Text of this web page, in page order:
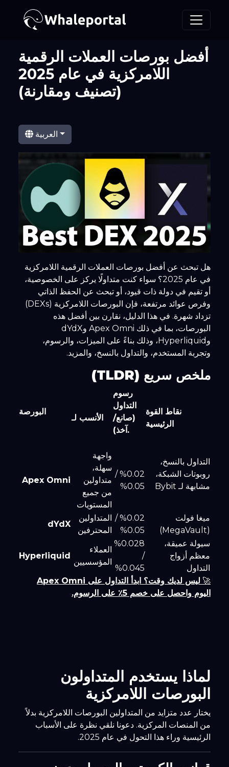
أفضل بورصات العملات الرقمية
اللامركزية في عام 2025
(تصنيف ومقارنة)
العربية
هل تبحث عن أفضل بورصات العملات الرقمية اللامركزية
في عام 2025؟ سواء كنت متداولًا يركز على الخصوصية،
أو تقيم في دولة ذات قيود، أو تبحث عن الحفظ الذاتي
وفرص عوائد مرتفعة، فإن البورصات اللامركزية (DEXs)
تزداد شهرة. في هذا الدليل، نقارن بين أفضل هذه
البورصات، بما في ذلك Apex Omni وdYdX
وHyperliquid، وذلك بناءً على الميزات، والرسوم،
وتجربة المستخدم، والتداول بالنسخ، والمزيد.
ملخص سريع (TLDR)
البورصة
الأنسب لـ
رسوم
التداول
(صانع/
آخذ).
نقاط القوة
الرئيسية
Apex Omni
واجهة
سهلة،
متداولين
من جميع
المستويات
%0.02 /
%0.05
التداول بالنسخ،
روبوتات الشبكة،
dYdX
المتداولين
المحترفين
%0.02 /
%0.05
ميغا فولت
(MegaVault)
Hyperliquid
العملاء
المؤسسيين
%0.028
/
%0.045
سيولة عميقة،
معظم أزواج
التداول
🚀
ليس لديك وقت؟ ابدأ التداول على Apex Omni
اليوم واحصل على خصم 5٪ على الرسوم.
لماذا يستخدم المتداولون
البورصات اللامركزية
يختار عدد متزايد من المتداولين البورصات اللامركزية بدلاً
من المنصات المركزية. دعونا نلقي نظرة على الأسباب
الرئيسية وراء هذا التحول في عام 2025.